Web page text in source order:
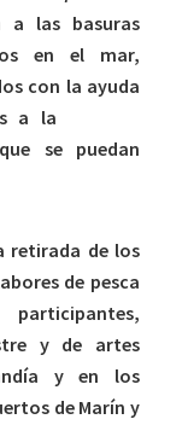
a las basuras
en el mar,
con la ayuda
a la
se puedan
retirada de los
de pesca
y de artes
y en los
de Marín y